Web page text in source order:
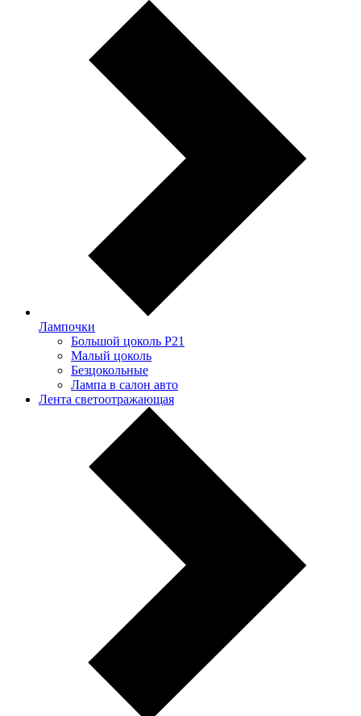
Лампочки
Большой цоколь P21
Малый цоколь
Безцокольные
Лампа в салон авто
Лента светоотражающая